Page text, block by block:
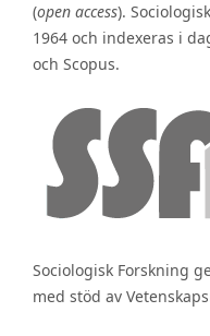
(open access).
1964 och indexeras i
och Scopus.
Sociologisk Forskning
med stöd av